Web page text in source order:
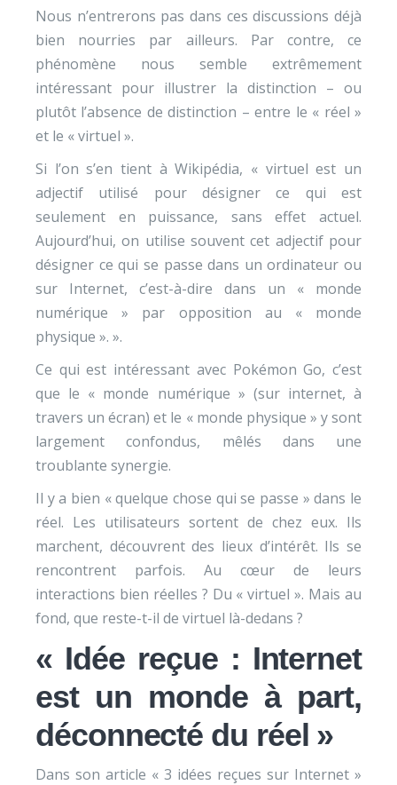
Nous n’entrerons pas dans ces discussions déjà
bien nourries par ailleurs. Par contre, ce
phénomène nous semble extrêmement
intéressant pour illustrer la distinction – ou
plutôt l’absence de distinction – entre le « réel »
et le « virtuel ».
Si l’on s’en tient à Wikipédia, « virtuel est un
adjectif utilisé pour désigner ce qui est
seulement en puissance, sans effet actuel.
Aujourd’hui, on utilise souvent cet adjectif pour
désigner ce qui se passe dans un ordinateur ou
sur Internet, c’est-à-dire dans un « monde
numérique » par opposition au « monde
physique ». ».
Ce qui est intéressant avec Pokémon Go, c’est
que le « monde numérique » (sur internet, à
travers un écran) et le « monde physique » y sont
largement confondus, mêlés dans une
troublante synergie.
Il y a bien « quelque chose qui se passe » dans le
réel. Les utilisateurs sortent de chez eux. Ils
marchent, découvrent des lieux d’intérêt. Ils se
rencontrent parfois. Au cœur de leurs
interactions bien réelles ? Du « virtuel ». Mais au
fond, que reste-t-il de virtuel là-dedans ?
« Idée reçue : Internet
est un monde à part,
déconnecté du réel »
Dans son article « 3 idées reçues sur Internet »